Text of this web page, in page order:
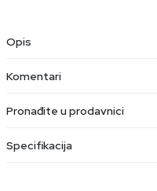
Opis
Komentari
Pronađite u prodavnici
Specifikacija